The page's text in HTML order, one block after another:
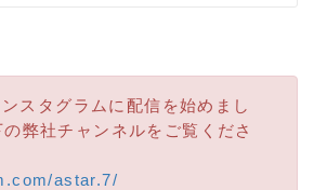
スタグラムに配信を始めまし
弊社チャンネルをご覧くださ
astar.7/